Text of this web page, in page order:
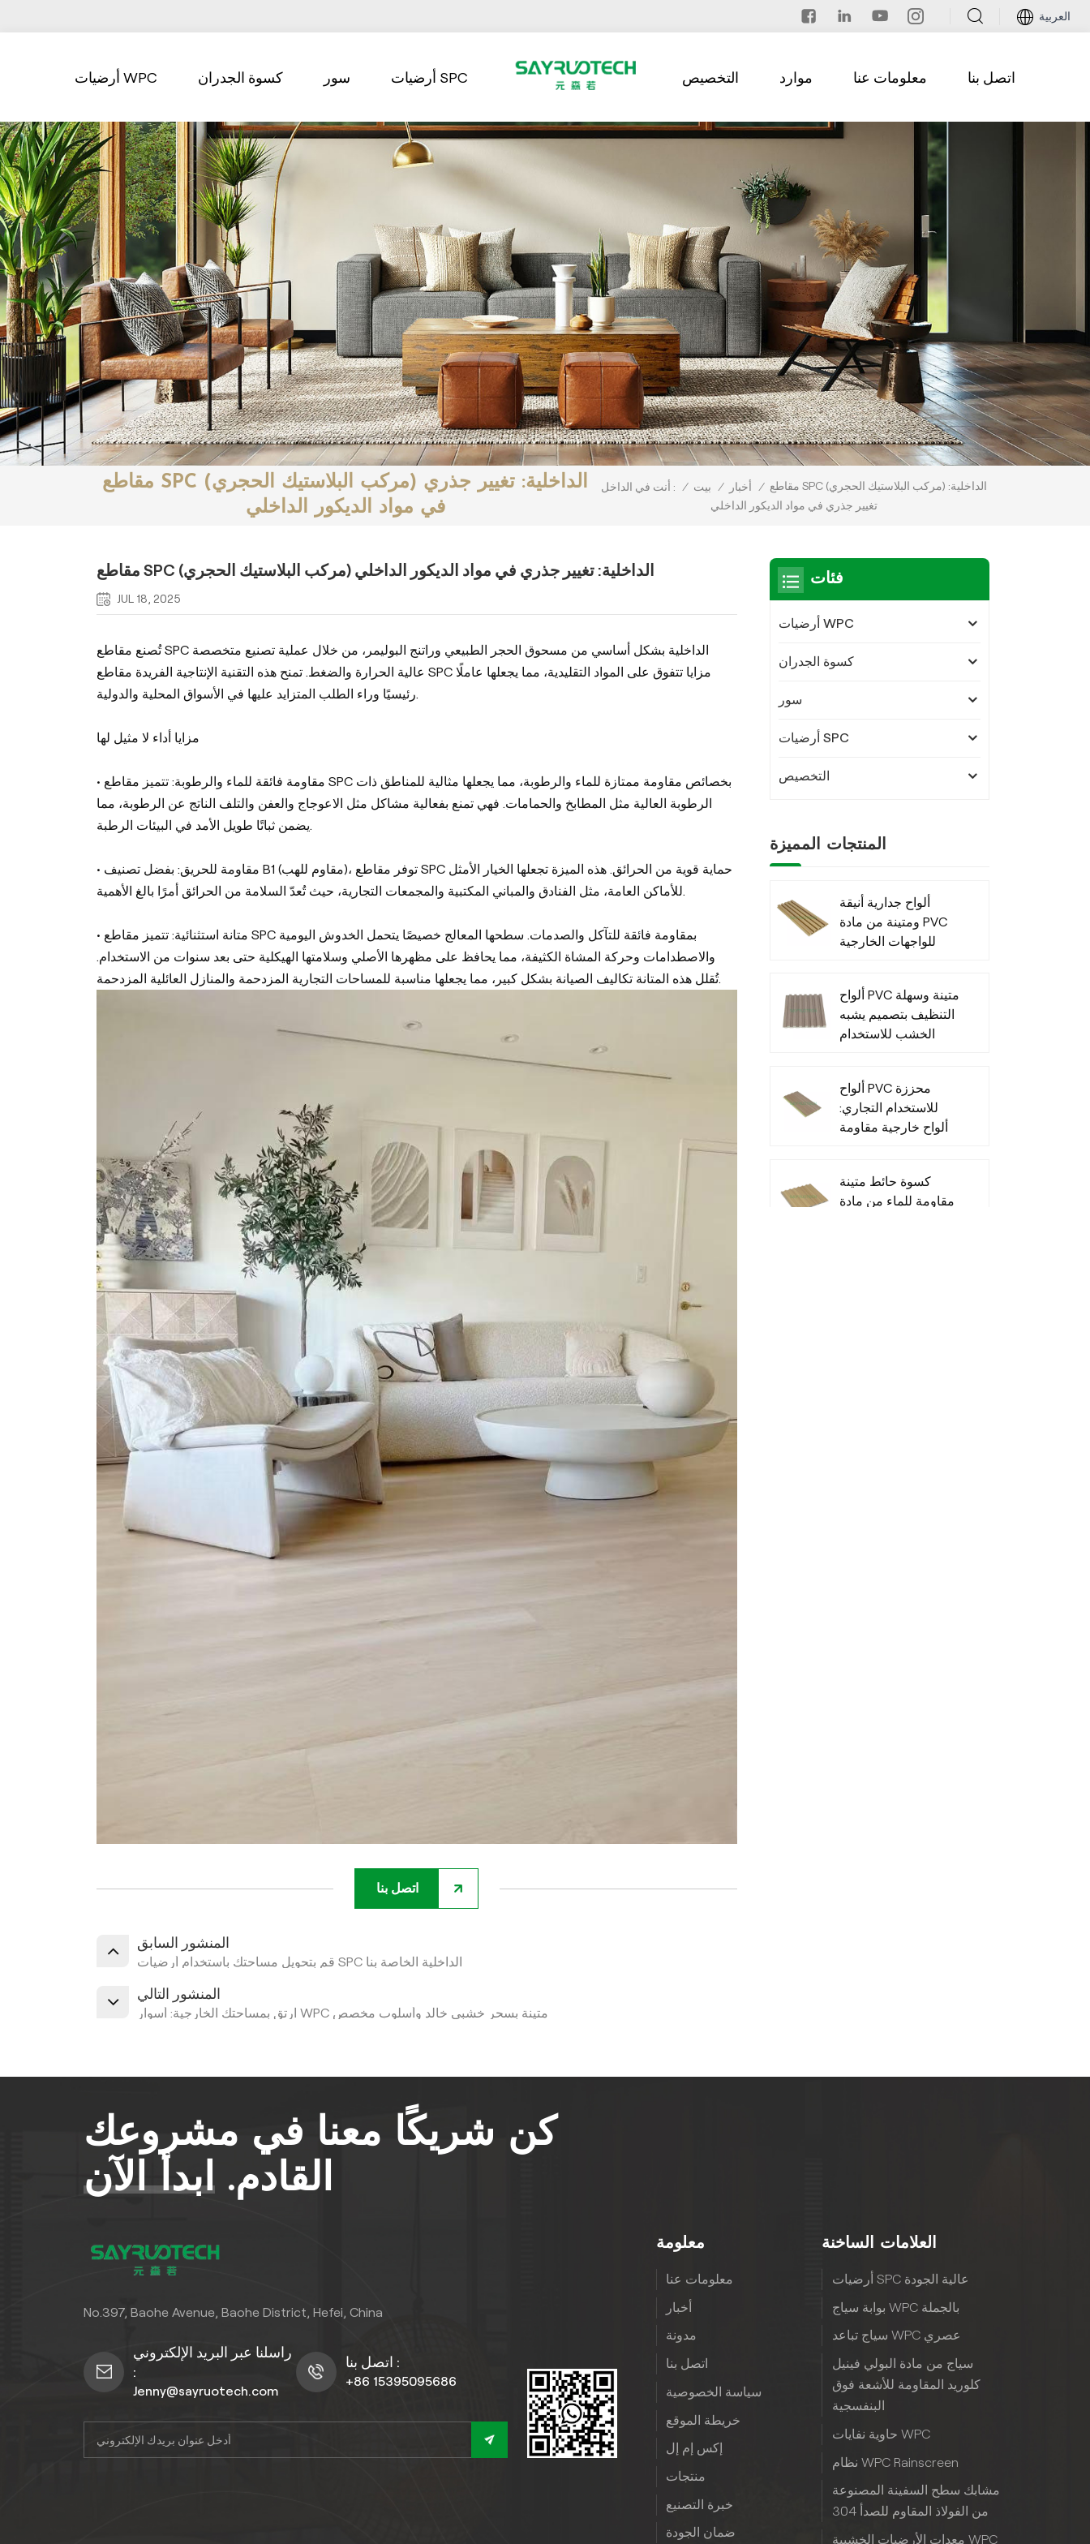
العربية
أرضيات WPC كسوة الجدران سور أرضيات SPC التخصيص موارد معلومات عنا اتصل بنا
مقاطع SPC (مركب البلاستيك الحجري) الداخلية: تغيير جذري
في مواد الديكور الداخلي
أنت في الداخل : / بيت / أخبار / مقاطع SPC (مركب البلاستيك الحجري) الداخلية:
تغيير جذري في مواد الديكور الداخلي
مقاطع SPC (مركب البلاستيك الحجري) الداخلية: تغيير جذري في مواد الديكور الداخلي
JUL 18, 2025
تُصنع مقاطع SPC الداخلية بشكل أساسي من مسحوق الحجر الطبيعي وراتنج البوليمر، من خلال عملية تصنيع متخصصة
عالية الحرارة والضغط. تمنح هذه التقنية الإنتاجية الفريدة مقاطع SPC مزايا تتفوق على المواد التقليدية، مما يجعلها عاملًا
رئيسيًا وراء الطلب المتزايد عليها في الأسواق المحلية والدولية.
مزايا أداء لا مثيل لها
• مقاومة فائقة للماء والرطوبة: تتميز مقاطع SPC بخصائص مقاومة ممتازة للماء والرطوبة، مما يجعلها مثالية للمناطق ذات
الرطوبة العالية مثل المطابخ والحمامات. فهي تمنع بفعالية مشاكل مثل الاعوجاج والعفن والتلف الناتج عن الرطوبة، مما
يضمن ثباتًا طويل الأمد في البيئات الرطبة.
• مقاومة للحريق: بفضل تصنيف B1 (مقاوم للهب)، توفر مقاطع SPC حماية قوية من الحرائق. هذه الميزة تجعلها الخيار الأمثل
للأماكن العامة، مثل الفنادق والمباني المكتبية والمجمعات التجارية، حيث تُعدّ السلامة من الحرائق أمرًا بالغ الأهمية.
• متانة استثنائية: تتميز مقاطع SPC بمقاومة فائقة للتآكل والصدمات. سطحها المعالج خصيصًا يتحمل الخدوش اليومية
والاصطدامات وحركة المشاة الكثيفة، مما يحافظ على مظهرها الأصلي وسلامتها الهيكلية حتى بعد سنوات من الاستخدام.
تُقلل هذه المتانة تكاليف الصيانة بشكل كبير، مما يجعلها مناسبة للمساحات التجارية المزدحمة والمنازل العائلية المزدحمة.
اتصل بنا
المنشور السابق
قم بتحويل مساحتك باستخدام أرضيات SPC الداخلية الخاصة بنا
المنشور التالي
ارتقِ بمساحتك الخارجية: أسوار WPC متينة بسحر خشبي خالد وأسلوب مخصص
فئات
أرضيات WPC
كسوة الجدران
سور
أرضيات SPC
التخصيص
المنتجات المميزة
ألواح جدارية أنيقة
ومتينة من مادة PVC
للواجهات الخارجية
ألواح PVC متينة وسهلة
التنظيف بتصميم يشبه
الخشب للاستخدام
ألواح PVC محززة
للاستخدام التجاري:
ألواح خارجية مقاومة
كسوة حائط متينة
مقاومة للماء من مادة
كن شريكًا معنا في مشروعك
القادم. ابدأ الآن
No.397, Baohe Avenue, Baohe District, Hefei, China
راسلنا عبر البريد الإلكتروني
:
Jenny@sayruotech.com
اتصل بنا :
+86 15395095686
معلومة
معلومات عنا
أخبار
مدونة
اتصل بنا
سياسة الخصوصية
خريطة الموقع
إكس إم إل
منتجات
خبرة التصنيع
ضمان الجودة
العلامات الساخنة
أرضيات SPC عالية الجودة
بوابة سياج WPC بالجملة
سياج تباعد WPC عصري
سياج من مادة البولي فينيل
كلوريد المقاومة للأشعة فوق
البنفسجية
حاوية نفايات WPC
نظام WPC Rainscreen
مشابك سطح السفينة المصنوعة
من الفولاذ المقاوم للصدأ 304
معدات الأرضيات الخشبية WPC